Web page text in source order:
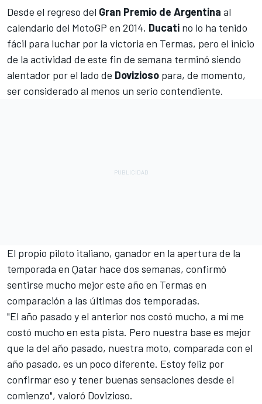
Desde el regreso del Gran Premio de Argentina al
calendario del MotoGP en 2014, Ducati no lo ha tenido
fácil para luchar por la victoria en Termas, pero el inicio
de la actividad de este fin de semana terminó siendo
alentador por el lado de Dovizioso para, de momento,
ser considerado al menos un serio contendiente.
El propio piloto italiano, ganador en la apertura de la
temporada en Qatar hace dos semanas, confirmó
sentirse mucho mejor este año en Termas en
comparación a las últimas dos temporadas.
"El año pasado y el anterior nos costó mucho, a mí me
costó mucho en esta pista. Pero nuestra base es mejor
que la del año pasado, nuestra moto, comparada con el
año pasado, es un poco diferente. Estoy feliz por
confirmar eso y tener buenas sensaciones desde el
comienzo", valoró Dovizioso.